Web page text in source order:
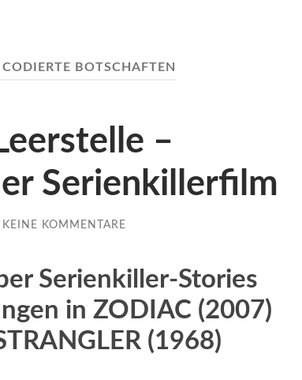
CODIERTE BOTSCHAFTEN
–
Serienkillerfilm
KEINE KOMMENTARE
Serienkiller-Stories
in ZODIAC (2007)
(1968)